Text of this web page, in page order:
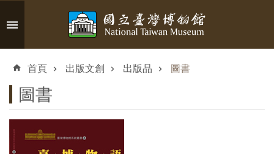
跳到主要內容區塊
搜
認
首頁 出版文創 出版品 圖書
圖書